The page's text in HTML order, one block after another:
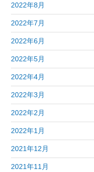
2022年8月
2022年7月
2022年6月
2022年5月
2022年4月
2022年3月
2022年2月
2022年1月
2021年12月
2021年11月